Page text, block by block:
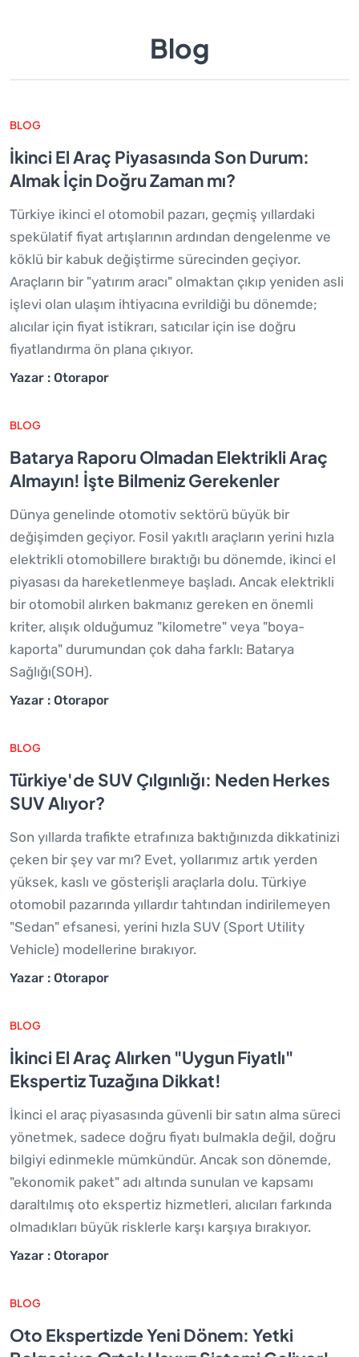
Blog
BLOG
İkinci El Araç Piyasasında Son Durum:
Almak İçin Doğru Zaman mı?
Türkiye ikinci el otomobil pazarı, geçmiş yıllardaki
spekülatif fiyat artışlarının ardından dengelenme ve
köklü bir kabuk değiştirme sürecinden geçiyor.
Araçların bir "yatırım aracı" olmaktan çıkıp yeniden asli
işlevi olan ulaşım ihtiyacına evrildiği bu dönemde;
alıcılar için fiyat istikrarı, satıcılar için ise doğru
fiyatlandırma ön plana çıkıyor.
Yazar : Otorapor
BLOG
Batarya Raporu Olmadan Elektrikli Araç
Almayın! İşte Bilmeniz Gerekenler
Dünya genelinde otomotiv sektörü büyük bir
değişimden geçiyor. Fosil yakıtlı araçların yerini hızla
elektrikli otomobillere bıraktığı bu dönemde, ikinci el
piyasası da hareketlenmeye başladı. Ancak elektrikli
bir otomobil alırken bakmanız gereken en önemli
kriter, alışık olduğumuz "kilometre" veya "boya-
kaporta" durumundan çok daha farklı: Batarya
Sağlığı(SOH).
Yazar : Otorapor
BLOG
Türkiye'de SUV Çılgınlığı: Neden Herkes
SUV Alıyor?
Son yıllarda trafikte etrafınıza baktığınızda dikkatinizi
çeken bir şey var mı? Evet, yollarımız artık yerden
yüksek, kaslı ve gösterişli araçlarla dolu. Türkiye
otomobil pazarında yıllardır tahtından indirilemeyen
"Sedan" efsanesi, yerini hızla SUV (Sport Utility
Vehicle) modellerine bırakıyor.
Yazar : Otorapor
BLOG
İkinci El Araç Alırken "Uygun Fiyatlı"
Ekspertiz Tuzağına Dikkat!
İkinci el araç piyasasında güvenli bir satın alma süreci
yönetmek, sadece doğru fiyatı bulmakla değil, doğru
bilgiyi edinmekle mümkündür. Ancak son dönemde,
"ekonomik paket" adı altında sunulan ve kapsamı
daraltılmış oto ekspertiz hizmetleri, alıcıları farkında
olmadıkları büyük risklerle karşı karşıya bırakıyor.
Yazar : Otorapor
BLOG
Oto Ekspertizde Yeni Dönem: Yetki